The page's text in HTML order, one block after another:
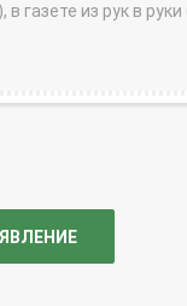
из рук в руки